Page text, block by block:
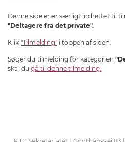
Denne side er er særligt indrettet til
"Deltagere fra det private".
Klik "Tilmelding" i toppen af siden.
Søger du tilmelding for kategorien
skal du gå til denne tilmelding .